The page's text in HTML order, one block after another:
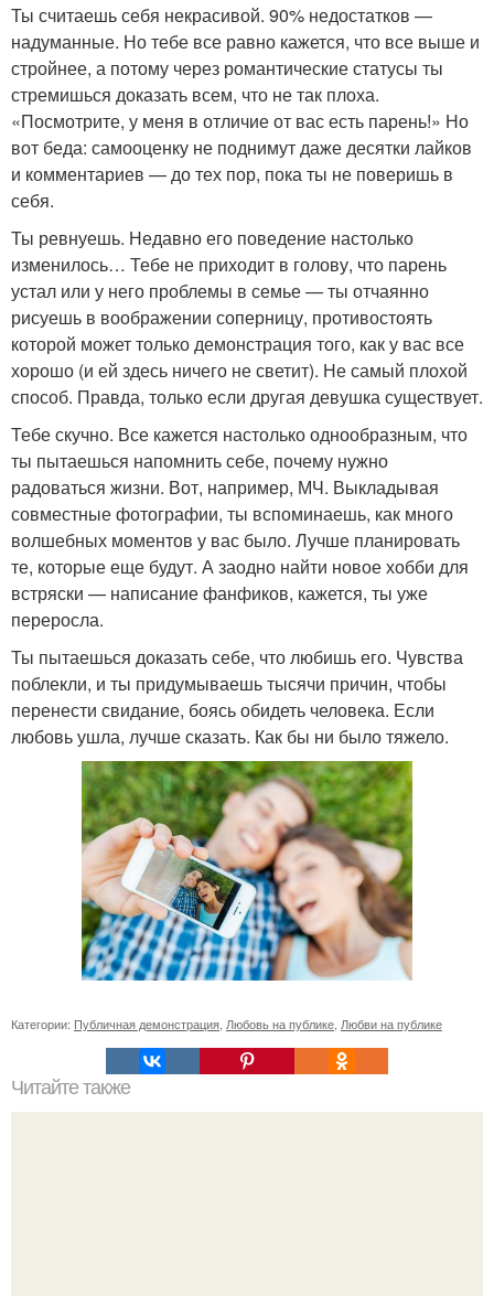
Ты считаешь себя некрасивой. 90% недостатков —
надуманные. Но тебе все равно кажется, что все выше и
стройнее, а потому через романтические статусы ты
стремишься доказать всем, что не так плоха.
«Посмотрите, у меня в отличие от вас есть парень!» Но
вот беда: самооценку не поднимут даже десятки лайков
и комментариев — до тех пор, пока ты не поверишь в
себя.
Ты ревнуешь. Недавно его поведение настолько
изменилось… Тебе не приходит в голову, что парень
устал или у него проблемы в семье — ты отчаянно
рисуешь в воображении соперницу, противостоять
которой может только демонстрация того, как у вас все
хорошо (и ей здесь ничего не светит). Не самый плохой
способ. Правда, только если другая девушка существует.
Тебе скучно. Все кажется настолько однообразным, что
ты пытаешься напомнить себе, почему нужно
радоваться жизни. Вот, например, МЧ. Выкладывая
совместные фотографии, ты вспоминаешь, как много
волшебных моментов у вас было. Лучше планировать
те, которые еще будут. А заодно найти новое хобби для
встряски — написание фанфиков, кажется, ты уже
переросла.
Ты пытаешься доказать себе, что любишь его. Чувства
поблекли, и ты придумываешь тысячи причин, чтобы
перенести свидание, боясь обидеть человека. Если
любовь ушла, лучше сказать. Как бы ни было тяжело.
Категории: Публичная демонстрация Любовь на публике Любви на публике
Читайте также